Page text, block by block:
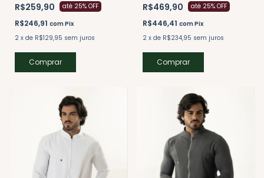
R$259,90 até 25% OFF
R$246,91 comPix
2 x de R$129,95 sem juros
Comprar
R$469,90 até 25% OFF
R$446,41 comPix
2 x de R$234,95 sem juros
Comprar